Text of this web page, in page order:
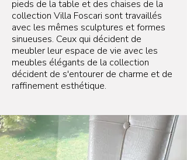
pieds de la table et des chaises de la
collection Villa Foscari sont travaillés
avec les mêmes sculptures et formes
sinueuses. Ceux qui décident de
meubler leur espace de vie avec les
meubles élégants de la collection
décident de s'entourer de charme et de
raffinement esthétique.